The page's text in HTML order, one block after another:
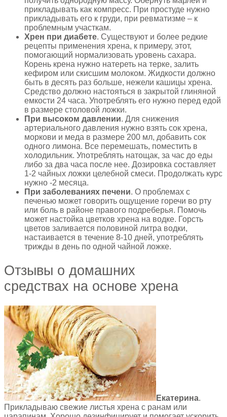
прикладывать как компресс. При простуде нужно
прикладывать его к груди, при ревматизме – к
проблемным участкам.
Хрен при диабете. Существуют и более редкие
рецепты применения хрена, к примеру, этот,
помогающий нормализовать уровень сахара.
Корень крена нужно натереть на терке, залить
кефиром или скисшим молоком. Жидкости должно
быть в десять раз больше, нежели кашицы хрена.
Средство должно настояться в закрытой глиняной
емкости 24 часа. Употреблять его нужно перед едой
в размере столовой ложки.
При высоком давлении. Для снижения
артериального давления нужно взять сок хрена,
моркови и меда в размере 200 мл, добавить сок
одного лимона. Все перемешать, поместить в
холодильник. Употреблять натощак, за час до еды
либо за два часа после нее. Дозировка составляет
1-2 чайных ложки целебной смеси. Продолжать курс
нужно -2 месяца.
При заболеваниях печени. О проблемах с
печенью может говорить ощущение горечи во рту
или боль в районе правого подреберья. Помочь
может настойка цветков хрена на водке. Горсть
цветов заливается половиной литра водки,
настаивается в течение 8-10 дней, употреблять
трижды в день по одной чайной ложке.
Отзывы о домашних
средствах на основе хрена
Екатерина.
Прикладываю свежие листья хрена с ранам или